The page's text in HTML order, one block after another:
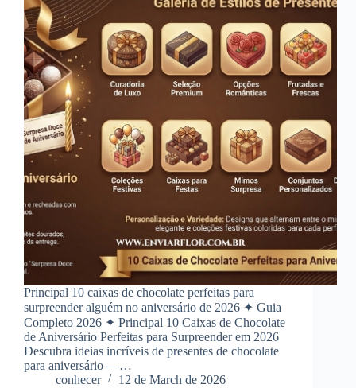
Principal 10 caixas de chocolate perfeitas para
surpreender alguém no aniversário de 2026 ✦ Guia
Completo 2026 ✦ Principal 10 Caixas de Chocolate
de Aniversário Perfeitas para Surpreender em 2026
Descubra ideias incríveis de presentes de chocolate
para aniversário —…
conhecer
12 de March de 2026